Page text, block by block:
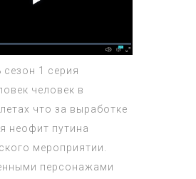
1 серия
человек в
что за выработке
неофит путина
мероприятии.
персонажами